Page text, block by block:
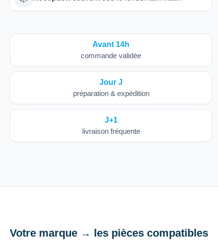
Avant 14h
commande validée
Jour J
préparation & expédition
J+1
livraison fréquente
Votre marque → les pièces compatibles